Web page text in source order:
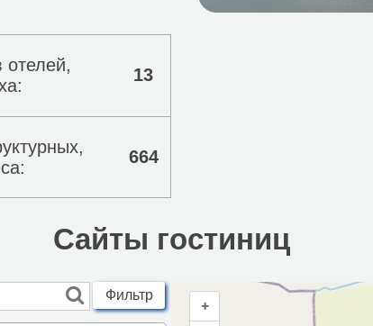
отелей,
13
664
Сайты гостиниц
Фильтр
+